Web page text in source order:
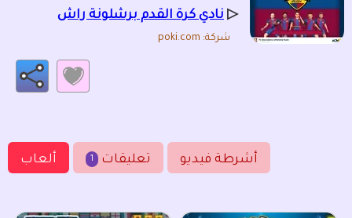
▷ نادي كرة القدم برشلونة راش
شركة: poki.com
ألعاب 1 تعليقات أشرطة فيديو